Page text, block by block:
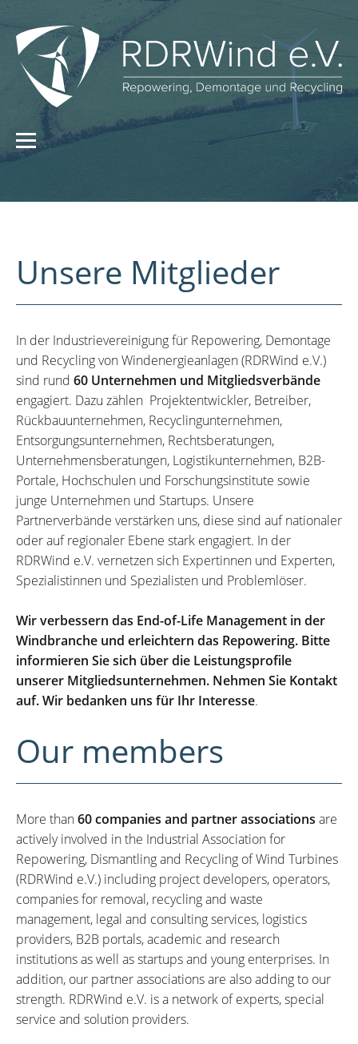
Unsere Mitglieder
In der Industrievereinigung für Repowering, Demontage
und Recycling von Windenergieanlagen (RDRWind e.V.)
sind rund 60 Unternehmen und Mitgliedsverbände
engagiert. Dazu zählen Projektentwickler, Betreiber,
Rückbauunternehmen, Recyclingunternehmen,
Entsorgungsunternehmen, Rechtsberatungen,
Unternehmensberatungen, Logistikunternehmen, B2B-
Portale, Hochschulen und Forschungsinstitute sowie
junge Unternehmen und Startups. Unsere
Partnerverbände verstärken uns, diese sind auf nationaler
oder auf regionaler Ebene stark engagiert. In der
RDRWind e.V. vernetzen sich Expertinnen und Experten,
Spezialistinnen und Spezialisten und Problemlöser.
Wir verbessern das End-of-Life Management in der
Windbranche und erleichtern das Repowering. Bitte
informieren Sie sich über die Leistungsprofile
unserer Mitgliedsunternehmen. Nehmen Sie Kontakt
auf. Wir bedanken uns für Ihr Interesse.
Our members
More than60 companies and partner associations are
actively involved in the Industrial Association for
Repowering, Dismantling and Recycling of Wind Turbines
(RDRWind e.V.) including project developers, operators,
companies for removal, recycling and waste
management, legal and consulting services, logistics
providers, B2B portals, academic and research
institutions as well as startups and young enterprises. In
addition, our partner associations are also adding to our
strength. RDRWind e.V. is a network of experts, special
service and solution providers.